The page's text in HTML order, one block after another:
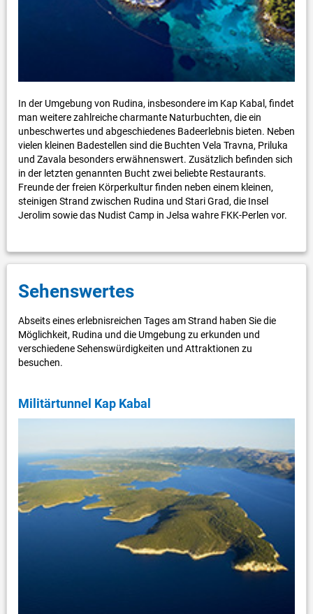
In der Umgebung von Rudina, insbesondere im Kap Kabal, findet
man weitere zahlreiche charmante Naturbuchten, die ein
unbeschwertes und abgeschiedenes Badeerlebnis bieten. Neben
vielen kleinen Badestellen sind die Buchten Vela Travna, Priluka
und Zavala besonders erwähnenswert. Zusätzlich befinden sich
in der letzten genannten Bucht zwei beliebte Restaurants.
Freunde der freien Körperkultur finden neben einem kleinen,
steinigen Strand zwischen Rudina und Stari Grad, die Insel
Jerolim sowie das Nudist Camp in Jelsa wahre FKK-Perlen vor.
Sehenswertes
Abseits eines erlebnisreichen Tages am Strand haben Sie die
Möglichkeit, Rudina und die Umgebung zu erkunden und
verschiedene Sehenswürdigkeiten und Attraktionen zu
besuchen.
Militärtunnel Kap Kabal